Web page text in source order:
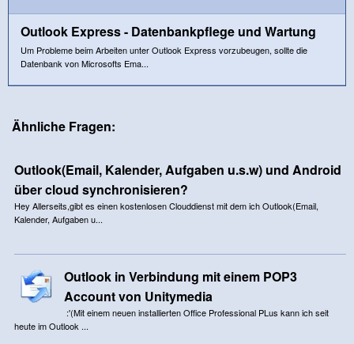
Outlook Express - Datenbankpflege und Wartung
Um Probleme beim Arbeiten unter Outlook Express vorzubeugen, sollte die
Datenbank von Microsofts Ema...
Ähnliche Fragen:
Outlook(Email, Kalender, Aufgaben u.s.w) und Android
über cloud synchronisieren?
Hey Allerseits,gibt es einen kostenlosen Clouddienst mit dem ich Outlook(Email,
Kalender, Aufgaben u...
Outlook in Verbindung mit einem POP3
Account von Unitymedia
:'(Mit einem neuen installierten Office Professional PLus kann ich seit
heute im Outlook ...